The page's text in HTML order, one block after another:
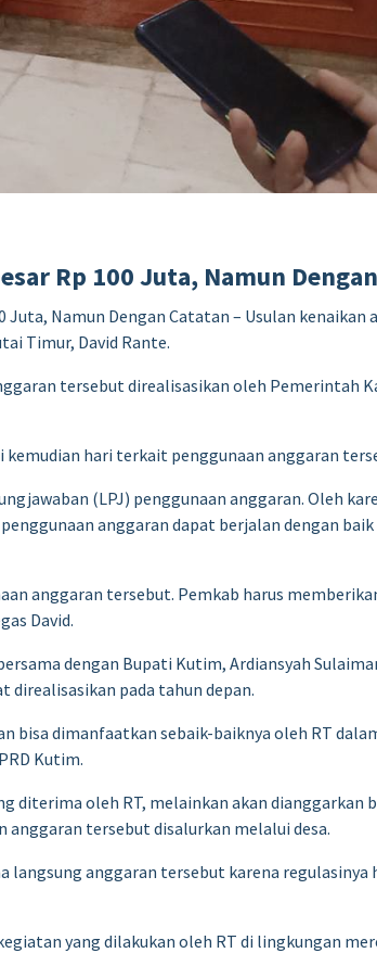
Rp 100 Juta, Namun
Namun Dengan Catatan – Usulan kenaikan
Timur, David Rante.
tersebut direalisasikan oleh Pemerintah
hari terkait penggunaan anggaran
(LPJ) penggunaan anggaran. Oleh
anggaran dapat berjalan dengan
anggaran tersebut. Pemkab harus
David.
dengan Bupati Kutim, Ardiansyah
direalisasikan pada tahun depan.
bisa dimanfaatkan sebaik-baiknya oleh RT
Kutim.
diterima oleh RT, melainkan akan dianggarkan
anggaran tersebut disalurkan melalui desa.
langsung anggaran tersebut karena regulasinya
yang dilakukan oleh RT di lingkungan